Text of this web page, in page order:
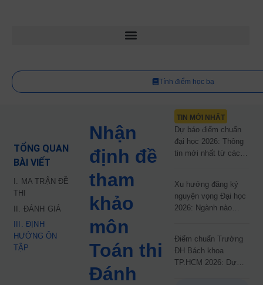
Tính điểm học bạ
TỔNG QUAN
BÀI VIẾT
I. MA TRẬN ĐỀ
THI
II. ĐÁNH GIÁ
III. ĐỊNH
HƯỚNG ÔN
TẬP
Nhận
định đề
tham
khảo
môn
Toán thi
Đánh
TIN MỚI NHẤT
Dự báo điểm chuẩn
đại học 2026: Thông
tin mới nhất từ các
Xu hướng đăng ký
nguyện vọng Đại học
2026: Ngành nào
Điểm chuẩn Trường
ĐH Bách khoa
TP.HCM 2026: Dự